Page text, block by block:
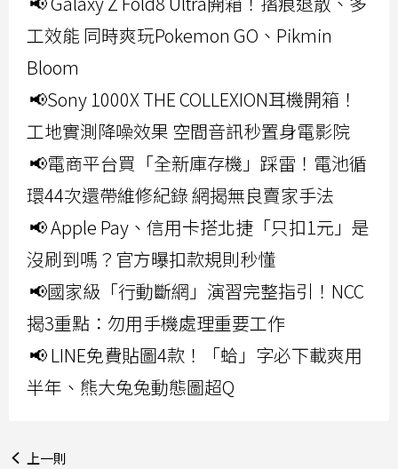
工效能 同時爽玩Pokemon GO、Pikmin
Bloom
📢Sony 1000X THE COLLEXION耳機開箱！
工地實測降噪效果 空間音訊秒置身電影院
📢電商平台買「全新庫存機」踩雷！電池循
環44次還帶維修紀錄 網揭無良賣家手法
📢 Apple Pay、信用卡搭北捷「只扣1元」是
沒刷到嗎？官方曝扣款規則秒懂
📢國家級「行動斷網」演習完整指引！NCC
揭3重點：勿用手機處理重要工作
📢 LINE免費貼圖4款！「蛤」字必下載爽用
半年、熊大兔兔動態圖超Q
上一則